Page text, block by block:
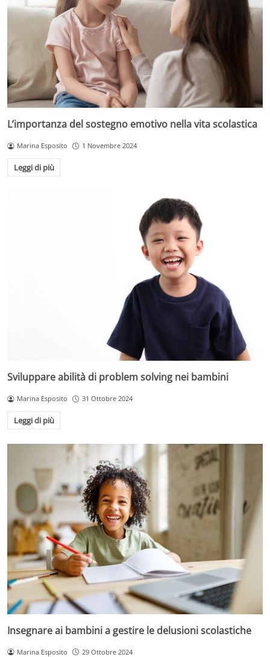
L’importanza del sostegno emotivo nella vita scolastica
Marina Esposito 1 Novembre 2024
Leggi di più
Sviluppare abilità di problem solving nei bambini
Marina Esposito 31 Ottobre 2024
Leggi di più
Insegnare ai bambini a gestire le delusioni scolastiche
Marina Esposito 29 Ottobre 2024